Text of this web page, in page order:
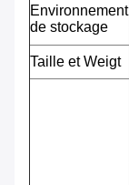
Environnement
de stockage
Taille et Weigt